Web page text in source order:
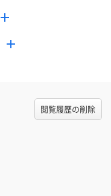
閲覧履歴の削除